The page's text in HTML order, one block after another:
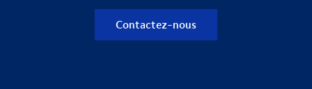
Contactez-nous